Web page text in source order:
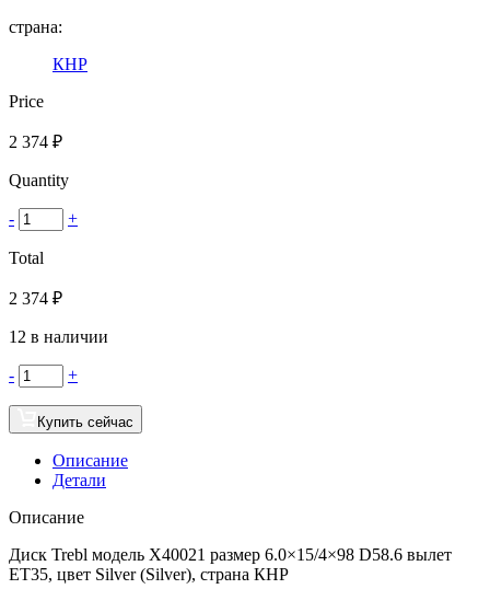
страна:
КНР
Price
2 374 ₽
Quantity
- +
Total
2 374 ₽
12 в наличии
- +
Купить сейчас
Описание
Детали
Описание
Диск Trebl модель X40021 размер 6.0×15/4×98 D58.6 вылет
ET35, цвет Silver (Silver), страна КНР